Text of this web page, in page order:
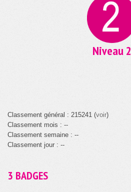
Niveau 2
Classement général : 215241 (voir)
Classement mois : --
Classement semaine : --
Classement jour : --
3 BADGES